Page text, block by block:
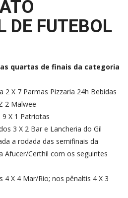
DE FUTEBOL
quartas de finais da categoria
2 X 7 Parmas Pizzaria 24h Bebidas
2 Malwee
9 X 1 Patriotas
3 X 2 Bar e Lancheria do Gil
a rodada das semifinais da
Afucer/Certhil com os seguintes
4 X 4 Mar/Rio; nos pênaltis 4 X 3